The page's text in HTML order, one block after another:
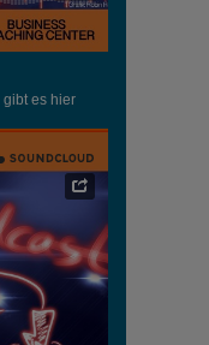
gibt es hier